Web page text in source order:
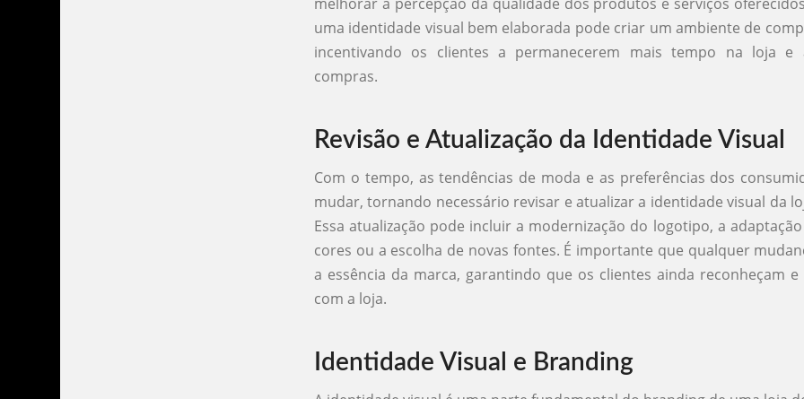
uma identidade visual bem elaborada pode criar um ambiente de
incentivando os clientes a permanecerem mais tempo na loja e
compras.
Revisão e Atualização da Identidade Visual
Com o tempo, as tendências de moda e as preferências dos
mudar, tornando necessário revisar e atualizar a identidade visual da
Essa atualização pode incluir a modernização do logotipo, a
cores ou a escolha de novas fontes. É importante que qualquer
a essência da marca, garantindo que os clientes ainda reconheçam e
com a loja.
Identidade Visual e Branding